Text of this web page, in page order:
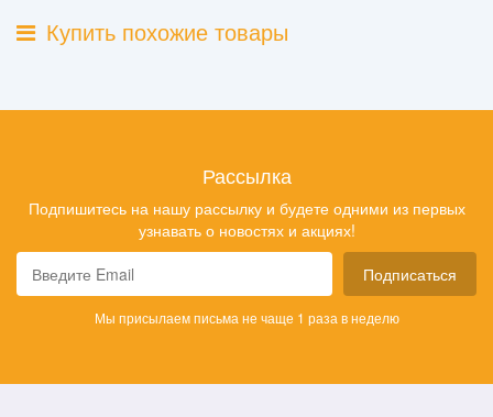
Купить похожие товары
Рассылка
Подпишитесь на нашу рассылку и будете одними из первых
узнавать о новостях и акциях!
Подписаться
Мы присылаем письма не чаще 1 раза в неделю